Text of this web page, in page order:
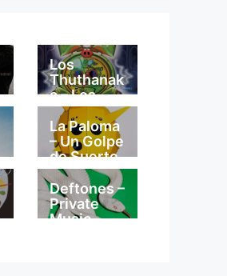
Los
Thuthanak
a – Los
Thuthanak
a
La Paloma
– Un Golpe
de Suerte
Deftones –
Private
Music